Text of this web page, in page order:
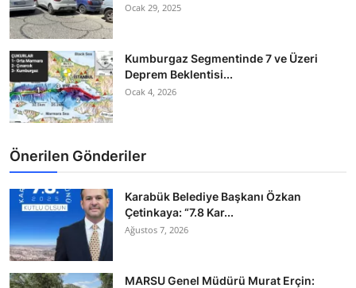
Ocak 29, 2025
Kumburgaz Segmentinde 7 ve Üzeri
Deprem Beklentisi...
Ocak 4, 2026
Önerilen Gönderiler
Karabük Belediye Başkanı Özkan
Çetinkaya: “7.8 Kar...
Ağustos 7, 2026
MARSU Genel Müdürü Murat Erçin: